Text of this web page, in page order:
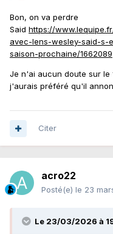
Bon, on va perdre
Said https://
avec-lens-wesley-said-s-
saison-prochaine/1662089
Je n'ai aucun doute sur
j'aurais préféré qu'il
Citer
acro22
Posté(e) le 23
Le 23/03/2026 à